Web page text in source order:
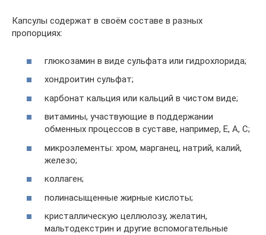
Капсулы содержат в своём составе в разных
пропорциях:
глюкозамин в виде сульфата или гидрохлорида;
хондроитин сульфат;
карбонат кальция или кальций в чистом виде;
витамины, участвующие в поддержании
обменных процессов в суставе, например, E, А, С;
микроэлементы: хром, марганец, натрий, калий,
железо;
коллаген;
полинасыщенные жирные кислоты;
кристаллическую целлюлозу, желатин,
мальтодекстрин и другие вспомогательные